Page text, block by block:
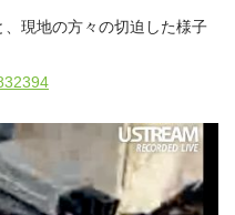
現地の方々の切迫した様子